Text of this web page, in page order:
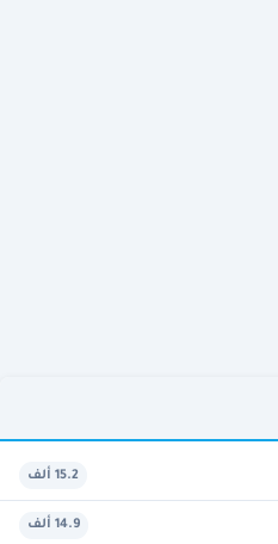
15.2 ألف
14.9 ألف